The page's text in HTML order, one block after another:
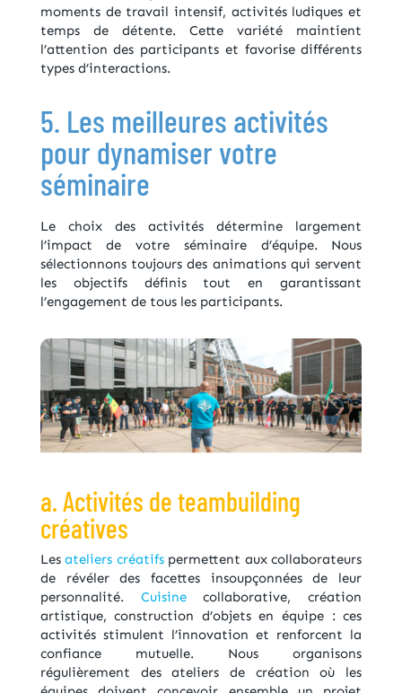
moments de travail intensif, activités ludiques et
temps de détente. Cette variété maintient
l’attention des participants et favorise différents
types d’interactions.
5. Les meilleures activités
pour dynamiser votre
séminaire
Le choix des activités détermine largement
l’impact de votre séminaire d’équipe. Nous
sélectionnons toujours des animations qui servent
les objectifs définis tout en garantissant
l’engagement de tous les participants.
a. Activités de teambuilding
créatives
Lesateliers créatifspermettent aux collaborateurs
de révéler des facettes insoupçonnées de leur
personnalité. Cuisinecollaborative, création
artistique, construction d’objets en équipe : ces
activités stimulent l’innovation et renforcent la
confiance mutuelle. Nous organisons
régulièrement des ateliers de création où les